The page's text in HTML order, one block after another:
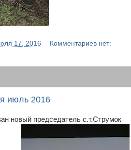
17, 2016
Комментариев нет:
июль 2016
новый председатель с.т.Струмок